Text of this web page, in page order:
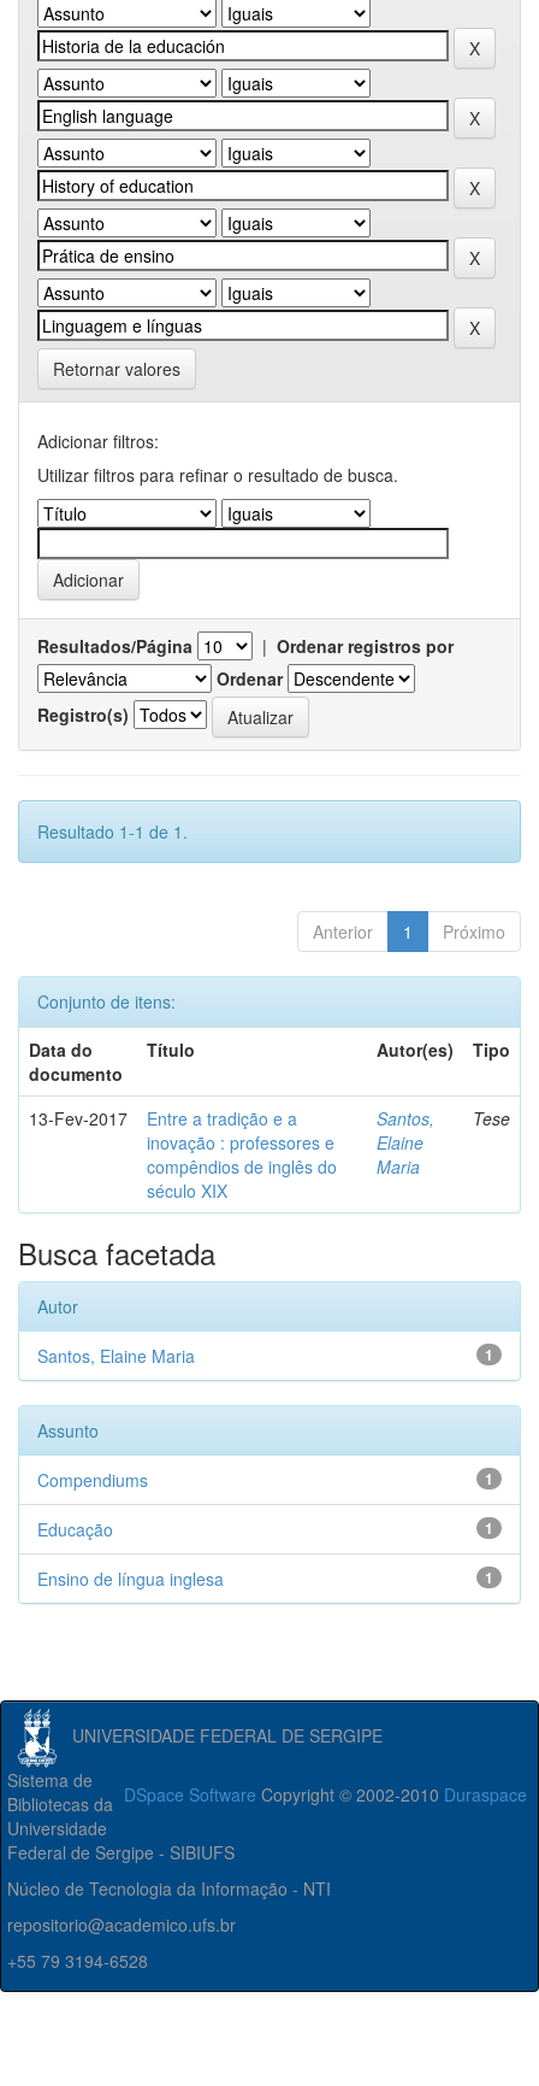
Retornar valores
Adicionar filtros:
Utilizar filtros para refinar o resultado de busca.
Resultados/Página | Ordenar registros por
Ordenar
Registro(s)
Resultado 1-1 de 1.
Anterior 1 Próximo
Conjunto de itens:
Data do
documento
Título Autor(es) Tipo
13-Fev-2017
Entre a tradição e a
inovação : professores e
compêndios de inglês do
século XIX
Santos,
Elaine
Maria
Tese
Busca facetada
Autor
1
Santos, Elaine Maria
Assunto
1
Compendiums
1
Educação
1
Ensino de língua inglesa
UNIVERSIDADE FEDERAL DE SERGIPE
DSpace Software Copyright © 2002-2010 Duraspace
Sistema de
Bibliotecas da
Universidade
Federal de Sergipe - SIBIUFS
Núcleo de Tecnologia da Informação - NTI
repositorio@academico.ufs.br
+55 79 3194-6528